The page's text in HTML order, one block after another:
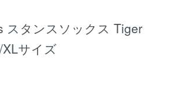
スタンスソックス Tiger
サイズ